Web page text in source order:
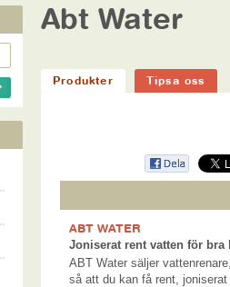
Abt Water
Produkter Tipsa oss
ABT WATER
Joniserat rent vatten för
ABT Water säljer
så att du kan få rent,